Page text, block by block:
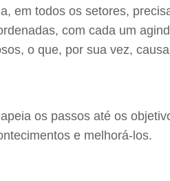
em todos os setores,
com cada um
o que, por sua vez, causa
os passos até os
e melhorá-los.